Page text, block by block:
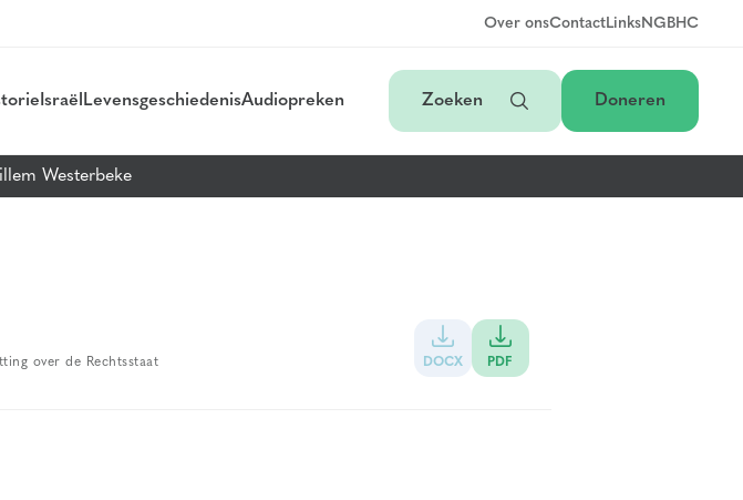
Over onsContactLinksNGBHC
Israël LevensgeschiedenisAudiopreken Zoeken Doneren
Westerbeke
over de Rechtsstaat DOCX PDF